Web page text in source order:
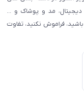
دیجیتال، مد و پوشاک و ...
فراموش نکنید، تفاوت